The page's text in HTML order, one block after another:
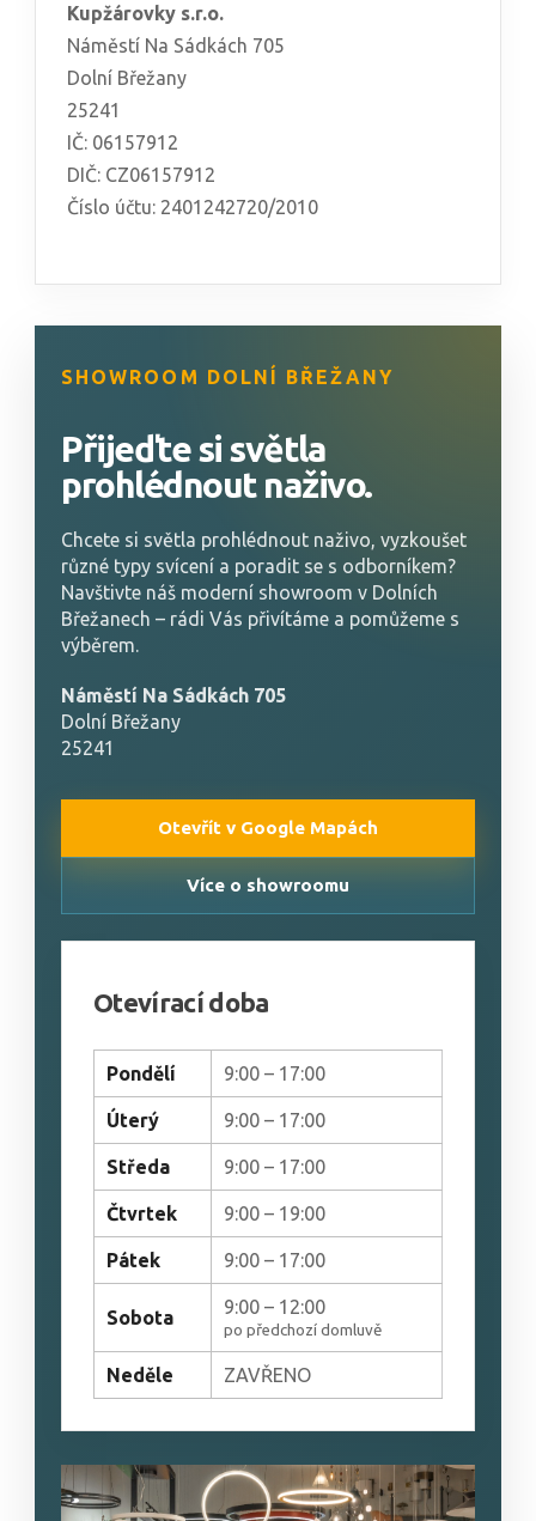
Kupžárovky s.r.o.
Náměstí Na Sádkách 705
Dolní Břežany
25241
IČ: 06157912
DIČ: CZ06157912
Číslo účtu: 2401242720/2010
SHOWROOM DOLNÍ BŘEŽANY
Přijeďte si světla
prohlédnout naživo.
Chcete si světla prohlédnout naživo, vyzkoušet
různé typy svícení a poradit se s odborníkem?
Navštivte náš moderní showroom v Dolních
Břežanech – rádi Vás přivítáme a pomůžeme s
výběrem.
Náměstí Na Sádkách 705
Dolní Břežany
25241
Otevřít v Google Mapách
Více o showroomu
Otevírací doba
Pondělí 9:00 – 17:00
Úterý 9:00 – 17:00
Středa 9:00 – 17:00
Čtvrtek 9:00 – 19:00
Pátek 9:00 – 17:00
Sobota 9:00 – 12:00
po předchozí domluvě
Neděle ZAVŘENO